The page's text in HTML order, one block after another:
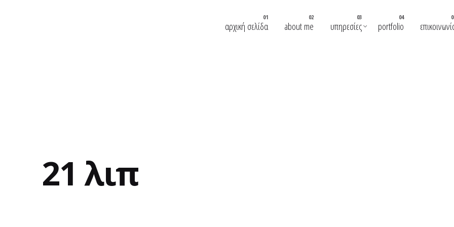
αρχική σελίδα about me υπηρεσίες portfolio
21 λιπ